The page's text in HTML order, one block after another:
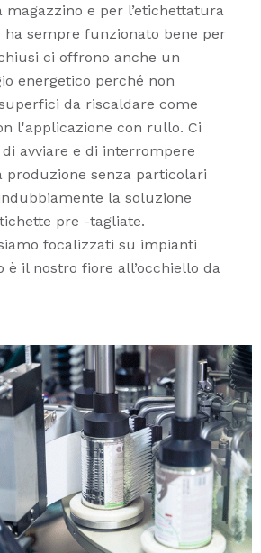
magazzino e per l’etichettatura
ha sempre funzionato bene per
ci offrono anche un
energetico perché non
da riscaldare come
l'applicazione con rullo. Ci
avviare e di interrompere
senza particolari
la soluzione
pre -tagliate.
focalizzati su impianti
è il nostro fiore all’occhiello da